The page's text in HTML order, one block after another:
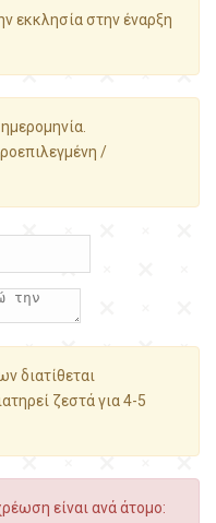
εκκλησία στην έναρξη
/
διατίθεται
ζεστά για 4-5
είναι ανά άτομο: